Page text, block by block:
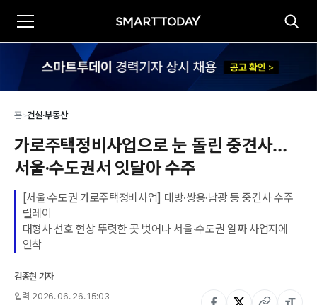
홈>건설·부동산
가로주택정비사업으로 눈 돌린 중견사…
서울·수도권서 잇달아 수주
[서울·수도권 가로주택정비사업] 대방·쌍용·남광 등 중견사 수주
릴레이
대형사 선호 현상 뚜렷한 곳 벗어나 서울·수도권 알짜 사업지에
안착
김종현 기자
입력 2026. 06. 26. 15:03